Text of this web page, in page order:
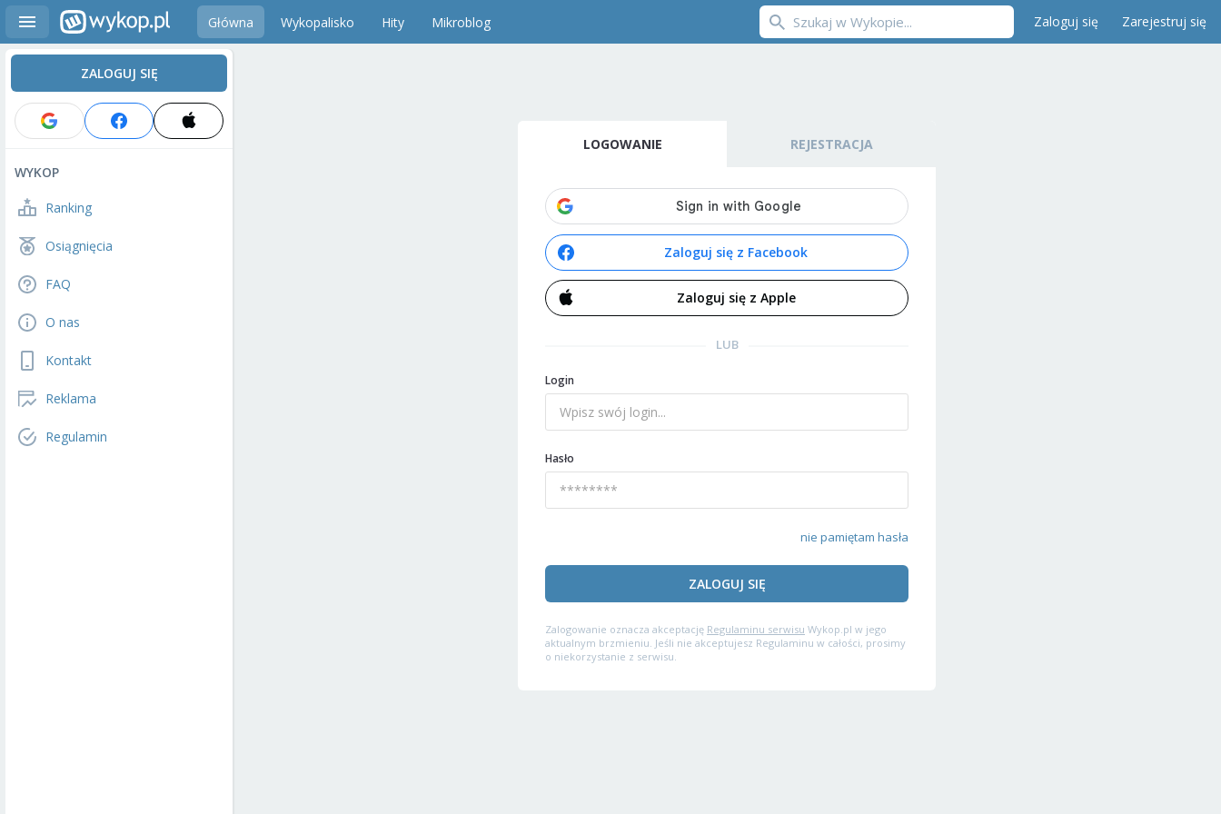
Główna Wykopalisko Hity Mikroblog Zaloguj się Zarejestruj się
ZALOGUJ SIĘ
WYKOP
Ranking
Osiągnięcia
FAQ
O nas
Kontakt
Reklama
Regulamin
LOGOWANIE REJESTRACJA
Zaloguj się z Facebook
Zaloguj się z Apple
LUB
Login
Hasło
nie pamiętam hasła
ZALOGUJ SIĘ
Zalogowanie oznacza akceptację Regulaminu serwisu Wykop.pl w jego
aktualnym brzmieniu. Jeśli nie akceptujesz Regulaminu w całości, prosimy
o niekorzystanie z serwisu.